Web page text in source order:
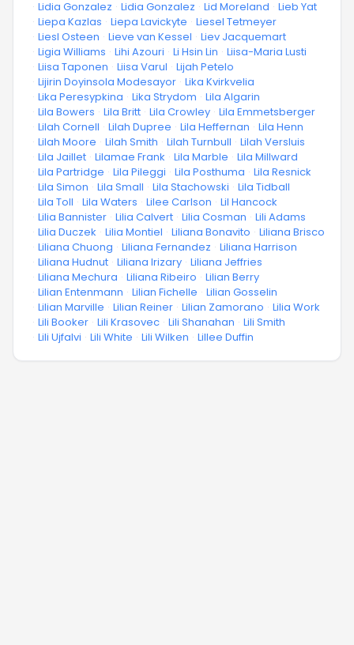
· Lidia Gonzalez · Lidia Gonzalez · Lid Moreland · Lieb Yat
· Liepa Kazlas · Liepa Lavickyte · Liesel Tetmeyer
· Liesl Osteen · Lieve van Kessel · Liev Jacquemart
· Ligia Williams · Lihi Azouri · Li Hsin Lin · Liisa-Maria Lusti
· Liisa Taponen · Liisa Varul · Lijah Petelo
· Lijirin Doyinsola Modesayor · Lika Kvirkvelia
· Lika Peresypkina · Lika Strydom · Lila Algarin
· Lila Bowers · Lila Britt · Lila Crowley · Lila Emmetsberger
· Lilah Cornell · Lilah Dupree · Lila Heffernan · Lila Henn
· Lilah Moore · Lilah Smith · Lilah Turnbull · Lilah Versluis
· Lila Jaillet · Lilamae Frank · Lila Marble · Lila Millward
· Lila Partridge · Lila Pileggi · Lila Posthuma · Lila Resnick
· Lila Simon · Lila Small · Lila Stachowski · Lila Tidball
· Lila Toll · Lila Waters · Lilee Carlson · Lil Hancock
· Lilia Bannister · Lilia Calvert · Lilia Cosman · Lili Adams
· Lilia Duczek · Lilia Montiel · Liliana Bonavito · Liliana Brisco
· Liliana Chuong · Liliana Fernandez · Liliana Harrison
· Liliana Hudnut · Liliana Irizary · Liliana Jeffries
· Liliana Mechura · Liliana Ribeiro · Lilian Berry
· Lilian Entenmann · Lilian Fichelle · Lilian Gosselin
· Lilian Marville · Lilian Reiner · Lilian Zamorano · Lilia Work
· Lili Booker · Lili Krasovec · Lili Shanahan · Lili Smith
· Lili Ujfalvi · Lili White · Lili Wilken · Lillee Duffin